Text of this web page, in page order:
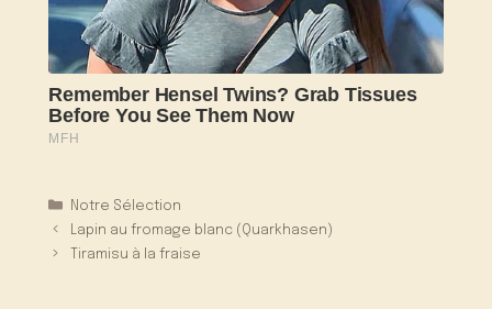
Catégories
Notre Sélection
Lapin au fromage blanc (Quarkhasen)
Tiramisu à la fraise